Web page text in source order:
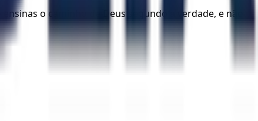
o caminho de Deus segundo a verdade, e não